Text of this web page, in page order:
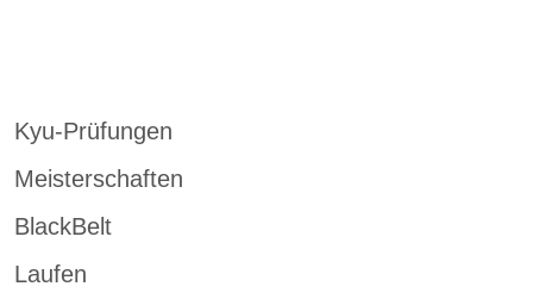
Kyu-Prüfungen
Meisterschaften
BlackBelt
Laufen